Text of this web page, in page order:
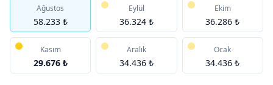
Ağustos
58.233 ₺
Eylül
36.324 ₺
Ekim
36.286 ₺
Kasım
29.676 ₺
Aralık
34.436 ₺
Ocak
34.436 ₺